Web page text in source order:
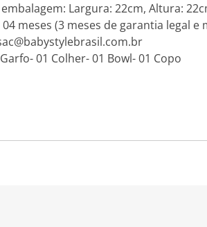
Largura: 22cm, Altura:
meses (3 meses de garantia legal
01 Colher- 01 Bowl- 01 Copo